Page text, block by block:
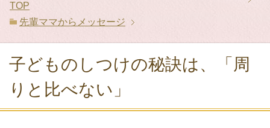
TOP
先輩ママからメッセージ
子どものしつけの秘訣は、「周
りと比べない」